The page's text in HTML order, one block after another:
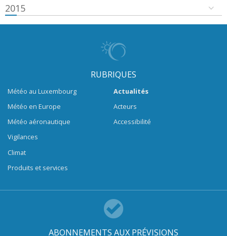
2015
RUBRIQUES
Météo au Luxembourg
Météo en Europe
Météo aéronautique
Vigilances
Climat
Produits et services
Actualités
Acteurs
Accessibilité
ABONNEMENTS AUX PRÉVISIONS